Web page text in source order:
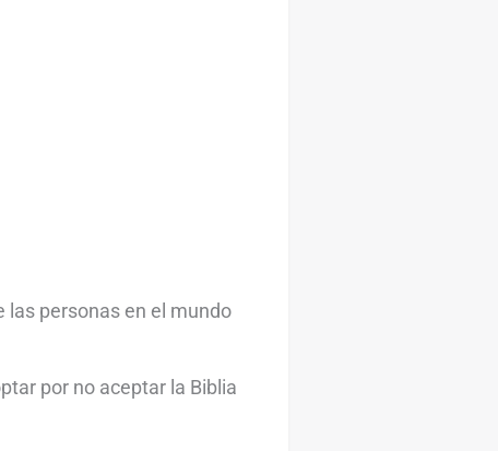
las personas en el mundo
por no aceptar la Biblia